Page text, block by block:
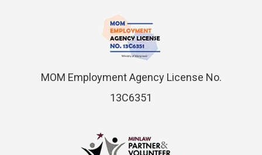
MOM Employment Agency License No.
13C6351